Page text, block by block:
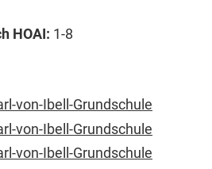
HOAI: 1-8